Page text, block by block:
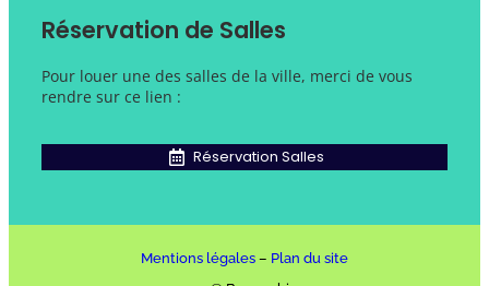
Réservation de Salles
Pour louer une des salles de la ville, merci de vous
rendre sur ce lien :
Réservation Salles
Mentions légales – Plan du site